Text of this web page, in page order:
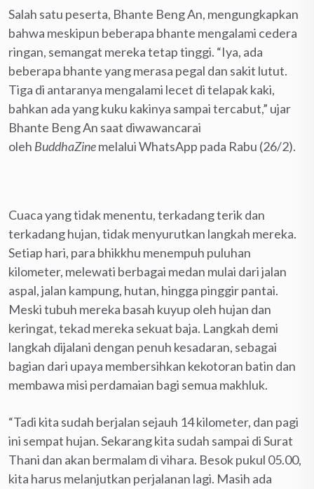
Salah satu peserta, Bhante Beng An, mengungkapkan
bahwa meskipun beberapa bhante mengalami cedera
ringan, semangat mereka tetap tinggi. “Iya, ada
beberapa bhante yang merasa pegal dan sakit lutut.
Tiga di antaranya mengalami lecet di telapak kaki,
bahkan ada yang kuku kakinya sampai tercabut,” ujar
Bhante Beng An saat diwawancarai
oleh BuddhaZinemelalui WhatsApp pada Rabu (26/2).
Cuaca yang tidak menentu, terkadang terik dan
terkadang hujan, tidak menyurutkan langkah mereka.
Setiap hari, para bhikkhu menempuh puluhan
kilometer, melewati berbagai medan mulai dari jalan
aspal, jalan kampung, hutan, hingga pinggir pantai.
Meski tubuh mereka basah kuyup oleh hujan dan
keringat, tekad mereka sekuat baja. Langkah demi
langkah dijalani dengan penuh kesadaran, sebagai
bagian dari upaya membersihkan kekotoran batin dan
membawa misi perdamaian bagi semua makhluk.
“Tadi kita sudah berjalan sejauh 14 kilometer, dan pagi
ini sempat hujan. Sekarang kita sudah sampai di Surat
Thani dan akan bermalam di vihara. Besok pukul 05.00,
kita harus melanjutkan perjalanan lagi. Masih ada